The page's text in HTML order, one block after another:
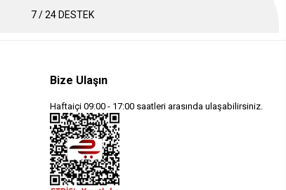
7 / 24 DESTEK
Bize Ulaşın
Haftaiçi 09:00 - 17:00 saatleri arasında ulaşabilirsiniz.